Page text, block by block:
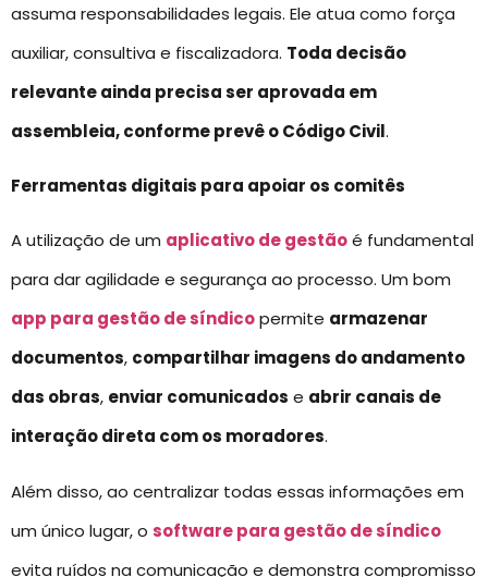
assuma responsabilidades legais. Ele atua como força
auxiliar, consultiva e fiscalizadora. Toda decisão
relevante ainda precisa ser aprovada em
assembleia, conforme prevê o Código Civil.
Ferramentas digitais para apoiar os comitês
A utilização de um aplicativo de gestãoé fundamental
para dar agilidade e segurança ao processo. Um bom
app para gestão de síndicopermite armazenar
documentos, compartilhar imagens do andamento
das obras, enviar comunicados e abrir canais de
interação direta com os moradores.
Além disso, ao centralizar todas essas informações em
um único lugar, o software para gestão de síndico
evita ruídos na comunicação e demonstra compromisso